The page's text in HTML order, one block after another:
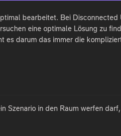
bearbeitet. Bei
eine optimale Lösung zu
es darum das immer die
Szenario in den Raum werfen